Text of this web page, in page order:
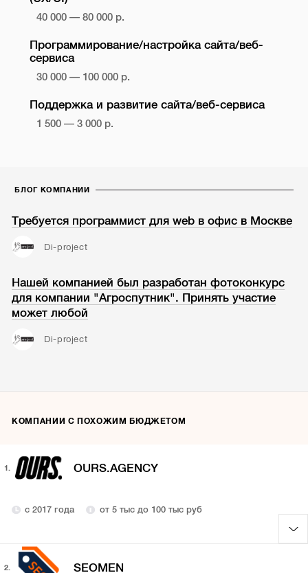
40 000 — 80 000 р.
Программирование/настройка сайта/веб-
сервиса
30 000 — 100 000 р.
Поддержка и развитие сайта/веб-сервиса
1 500 — 3 000 р.
БЛОГ КОМПАНИИ
Требуется программист для web в офис в Москве
Di-project
Нашей компанией был разработан фотоконкурс
для компании "Агроспутник". Принять участие
может любой
Di-project
КОМПАНИИ С ПОХОЖИМ БЮДЖЕТОМ
1. OURS.AGENCY
с 2017 года от 5 тыс до 100 тыс руб
2. SEOMEN